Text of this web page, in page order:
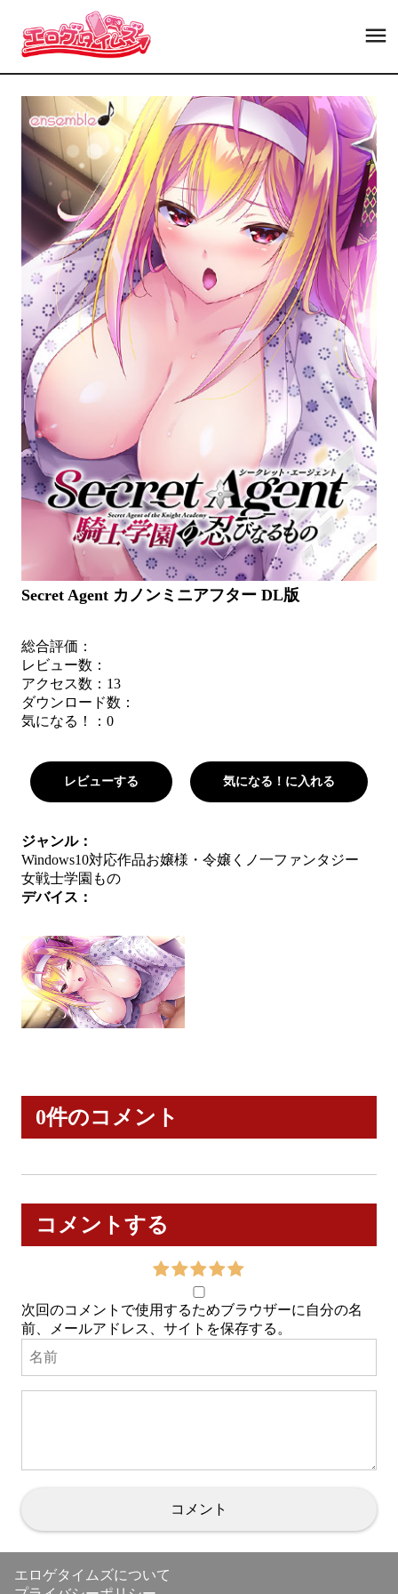
Secret Agent カノンミニアフター DL版
総合評価：
レビュー数：
アクセス数：13
ダウンロード数：
気になる！： 0
レビューする 気になる！に入れる
ジャンル：
Windows10対応作品お嬢様・令嬢 くノ一ファンタジー
女戦士学園もの
デバイス：
0件のコメント
コメントする
次回のコメントで使用するためブラウザーに自分の名
前、メールアドレス、サイトを保存する。
エロゲタイムズについて